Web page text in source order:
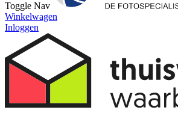
Toggle Nav
Winkelwagen
Inloggen